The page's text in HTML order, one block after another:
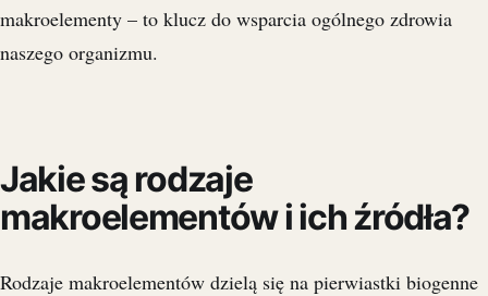
makroelementy – to klucz do wsparcia ogólnego zdrowia
naszego organizmu.
Jakie są rodzaje
makroelementów i ich źródła?
Rodzaje makroelementów dzielą się na pierwiastki biogenne